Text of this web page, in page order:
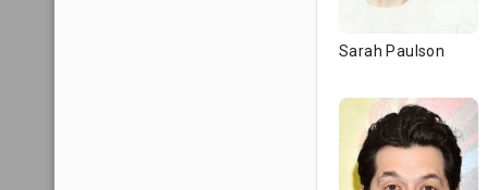
Sarah Paulson